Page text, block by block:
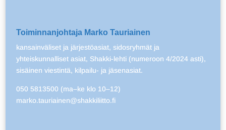
Toiminnanjohtaja Marko Tauriainen
kansainväliset ja järjestöasiat, sidosryhmät ja
yhteiskunnalliset asiat, Shakki-lehti (numeroon 4/2024 asti),
sisäinen viestintä, kilpailu- ja jäsenasiat.
050 5813500 (ma–ke klo 10–12)
marko.tauriainen@shakkiliitto.fi